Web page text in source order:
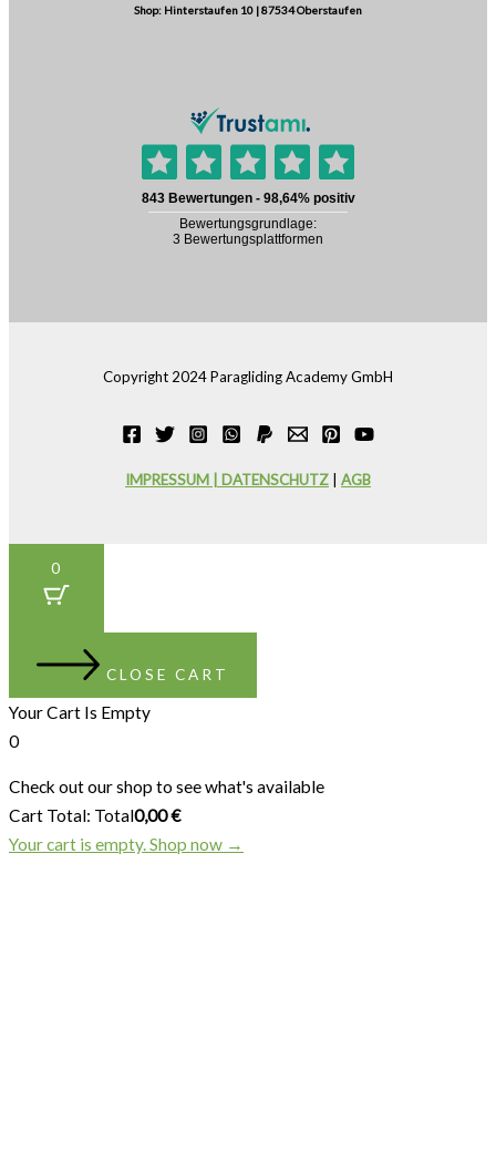
Shop: Hinterstaufen 10 | 87534 Oberstaufen
Copyright 2024 Paragliding Academy GmbH
IMPRESSUM | DATENSCHUTZ AGB
0
CLOSE CART
Your Cart Is Empty
0
Check out our shop to see what's available
Cart Total: Total0,00€
Your cart is empty. Shop now →